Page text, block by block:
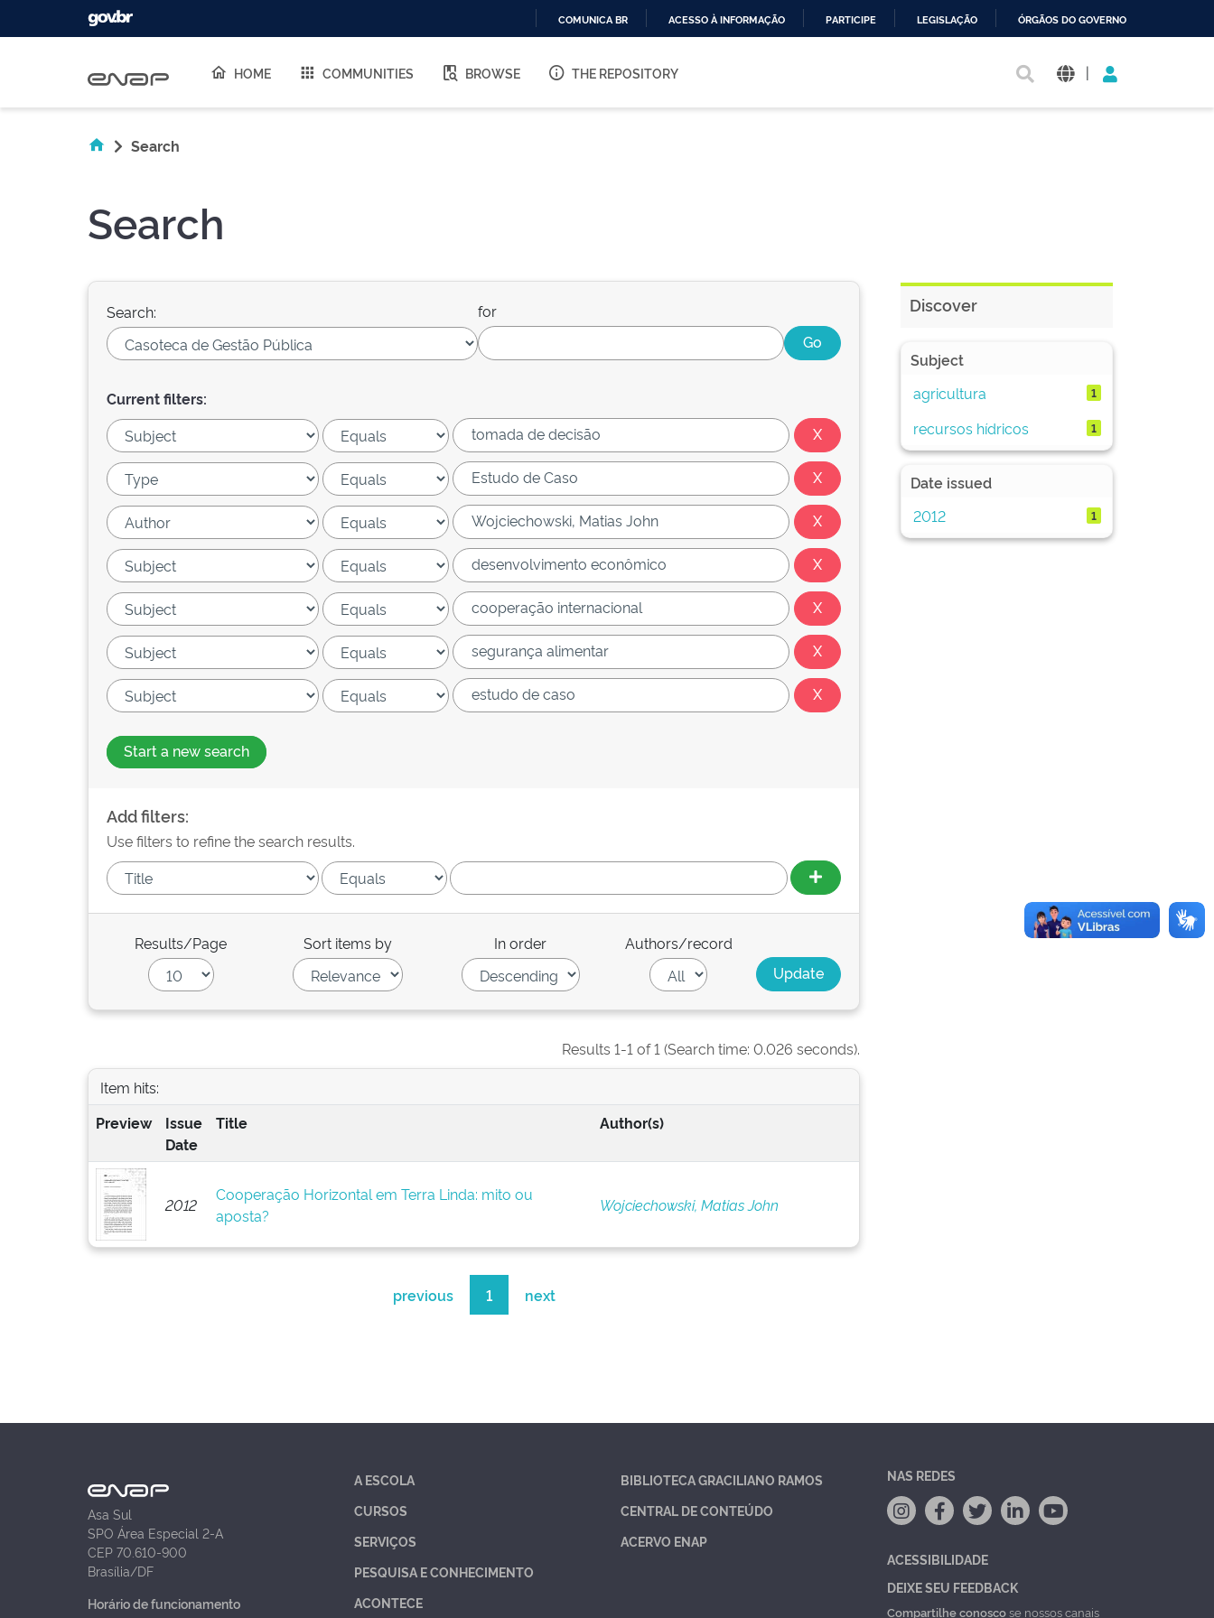
O
COMUNICA BR ACESSO À INFORMAÇÃO PARTICIPE LEGISLAÇÃO ÓRGÃOS DO GOVERNO
HOME COMMUNITIES BROWSE THE REPOSITORY |
Search
Search
Search: for
Current filters:
Start a new search
Add filters:
Use filters to refine the search results.
Results/Page Sort items by In order Authors/record
Results 1-1 of 1 (Search time: 0.026 seconds).
Item hits:
Preview
Issue
Date
Title Author(s)
2012
Cooperação Horizontal em Terra Linda: mito ou
aposta?
Wojciechowski, Matias John
previous 1 next
Discover
Subject
agricultura
1
recursos hídricos 1
Date issued
2012
1
Asa Sul
SPO Área Especial 2-A
CEP 70.610-900
Brasília/DF
Horário de funcionamento
A ESCOLA
CURSOS
SERVIÇOS
PESQUISA E CONHECIMENTO
ACONTECE
BIBLIOTECA GRACILIANO RAMOS
CENTRAL DE CONTEÚDO
ACERVO ENAP
NAS REDES
ACESSIBILIDADE
DEIXE SEU FEEDBACK
Compartilhe conoscose nossos canais